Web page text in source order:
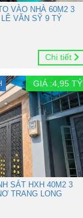
VÀO NHÀ 60M2 3
VĂN SỸ 9 TỶ
Chi tiết
GIÁ :4,95TỶ
SÁT HXH 40M2 3
TRANG LONG